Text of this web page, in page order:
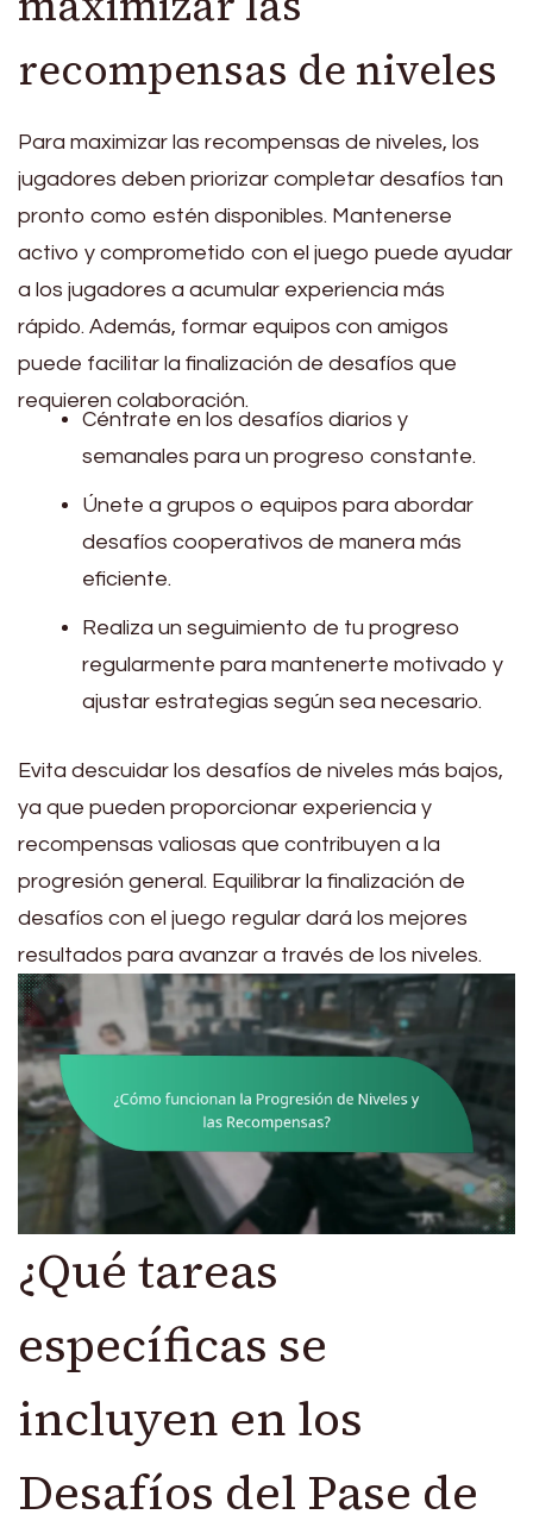
recompensas de niveles
Para maximizar las recompensas de niveles, los
jugadores deben priorizar completar desafíos tan
pronto como estén disponibles. Mantenerse
activo y comprometido con el juego puede ayudar
a los jugadores a acumular experiencia más
rápido. Además, formar equipos con amigos
puede facilitar la finalización de desafíos que
requieren colaboración.
Céntrate en los desafíos diarios y
semanales para un progreso constante.
Únete a grupos o equipos para abordar
desafíos cooperativos de manera más
eficiente.
Realiza un seguimiento de tu progreso
regularmente para mantenerte motivado y
ajustar estrategias según sea necesario.
Evita descuidar los desafíos de niveles más bajos,
ya que pueden proporcionar experiencia y
recompensas valiosas que contribuyen a la
progresión general. Equilibrar la finalización de
desafíos con el juego regular dará los mejores
resultados para avanzar a través de los niveles.
¿Qué tareas
específicas se
incluyen en los
Desafíos del Pase de